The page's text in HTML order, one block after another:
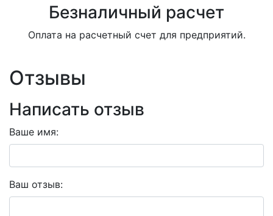
Безналичный расчет
Оплата на расчетный счет для предприятий.
Отзывы
Написать отзыв
Ваше имя:
Ваш отзыв: